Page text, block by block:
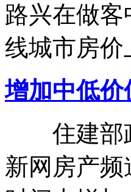
路兴在做
线城市房价
增加中低
住建部政
新网房产